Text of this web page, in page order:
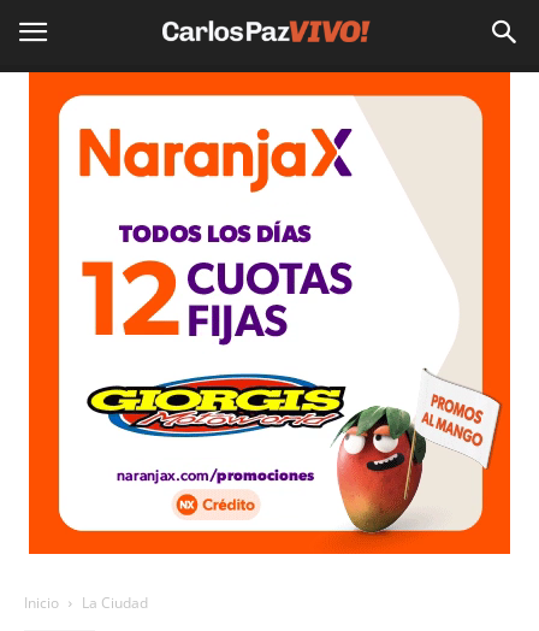
Inicio La Ciudad